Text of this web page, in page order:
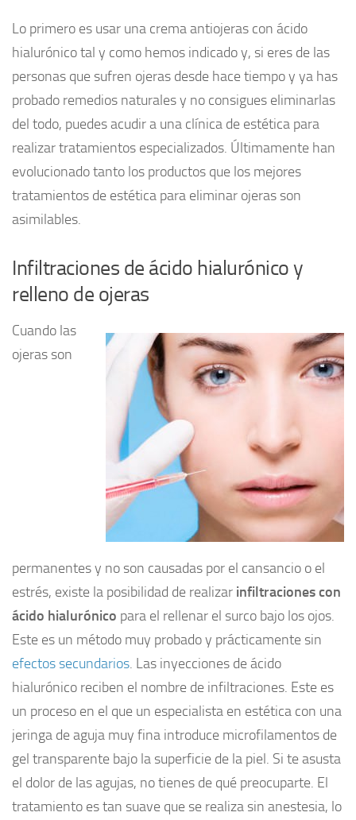
Lo primero es usar una crema antiojeras con ácido
hialurónico tal y como hemos indicado y, si eres de las
personas que sufren ojeras desde hace tiempo y ya has
probado remedios naturales y no consigues eliminarlas
del todo, puedes acudir a una clínica de estética para
realizar tratamientos especializados. Últimamente han
evolucionado tanto los productos que los mejores
tratamientos de estética para eliminar ojeras son
asimilables.
Infiltraciones de ácido hialurónico y
relleno de ojeras
Cuando las
ojeras son
permanentes y no son causadas por el cansancio o el
estrés, existe la posibilidad de realizar infiltraciones con
ácido hialurónico para el rellenar el surco bajo los ojos.
Este es un método muy probado y prácticamente sin
efectos secundarios. Las inyecciones de ácido
hialurónico reciben el nombre de infiltraciones. Este es
un proceso en el que un especialista en estética con una
jeringa de aguja muy fina introduce microfilamentos de
gel transparente bajo la superficie de la piel. Si te asusta
el dolor de las agujas, no tienes de qué preocuparte. El
tratamiento es tan suave que se realiza sin anestesia, lo